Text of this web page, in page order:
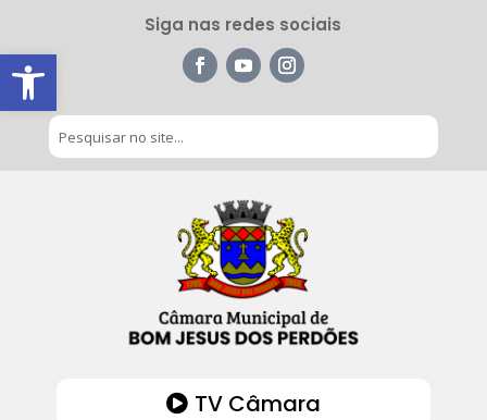
Barra de Ferramentas Aberta
Siga nas redes sociais
TV Câmara